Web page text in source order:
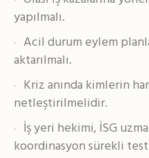
yapılmalı.
Acil durum eylem
aktarılmalı.
Kriz anında kimlerin
netleştirilmelidir.
İş yeri hekimi, İSG
koordinasyon sürekli